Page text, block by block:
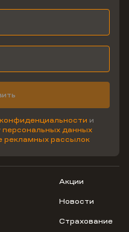
и
персональных данных
рекламных рассылок
Акции
Новости
Страхование